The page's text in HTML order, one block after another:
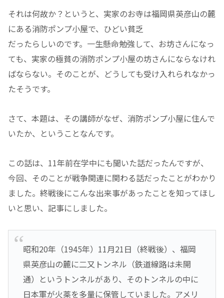
それは何故か？というと、実家のお寺は福岡県英彦山の麓
にある消防ポンプ小屋で、ひどい貧乏
だったらしいのです。一生懸命勉強して、お坊さんになっ
ても、実家の極貧の消防ポンプ小屋の坊さんにならなけれ
ばならない。そのことが、どうしても受け入れられなかっ
たそうです。
さて、本題は、その講師がなぜ、消防ポンプ小屋に住んで
いたか、ということなんです。
この話は、11年前在学中にも聞いた話だったんですが、
今回、そのことが戦争関連に関わる話だったことがわかり
ました。終戦後にこんな出来事があったことを知ってほし
いと思い、記事にしました。
昭和20年（1945年）11月21日（終戦後）、福岡
県英彦山の麓に二又トンネル（鉄道線路は未開
通）というトンネルがあり、そのトンネルの中に
日本軍が火薬を多量に保管していました。アメリ